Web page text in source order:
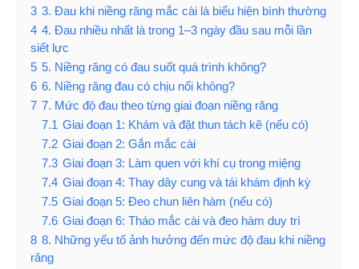
3 3. Đau khi niềng răng mắc cài là biểu hiện bình thường
4 4. Đau nhiều nhất là trong 1–3 ngày đầu sau mỗi lần
siết lực
5 5. Niềng răng có đau suốt quá trình không?
6 6. Niềng răng đau có chịu nổi không?
7 7. Mức độ đau theo từng giai đoạn niềng răng
7.1 Giai đoạn 1: Khám và đặt thun tách kẽ (nếu có)
7.2 Giai đoạn 2: Gắn mắc cài
7.3 Giai đoạn 3: Làm quen với khí cụ trong miệng
7.4 Giai đoạn 4: Thay dây cung và tái khám định kỳ
7.5 Giai đoạn 5: Đeo chun liên hàm (nếu có)
7.6 Giai đoạn 6: Tháo mắc cài và đeo hàm duy trì
8 8. Những yếu tố ảnh hưởng đến mức độ đau khi niềng
răng